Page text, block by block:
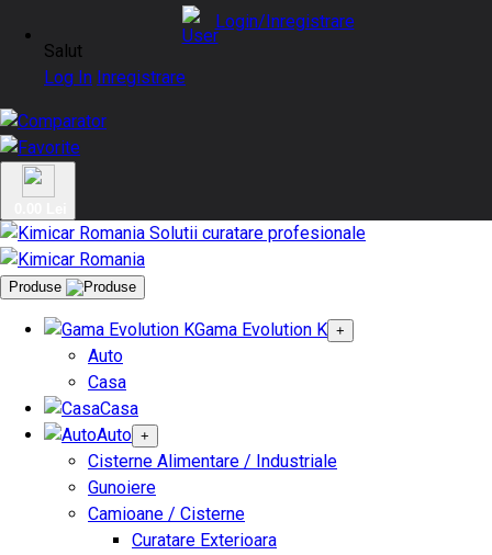
Login/Inregistrare
Salut
Log In Inregistrare
Produse
Gama Evolution K +
Auto
Casa
Casa
Auto +
Cisterne Alimentare / Industriale
Gunoiere
Camioane / Cisterne
Curatare Exterioara